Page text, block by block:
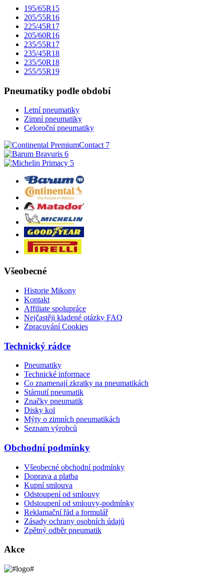
195/65R15
205/55R16
225/45R17
205/60R16
235/55R17
235/45R18
235/50R18
255/55R19
Pneumatiky podle období
Letní pneumatiky
Zimní pneumatiky
Celoroční pneumatiky
Všeobecné
Historie Mikony
Kontakt
Affiliate spolupráce
Nejčastěji kladené otázky FAQ
Zpracování Cookies
Technický rádce
Pneumatiky
Technické informace
Co znamenají zkratky na pneumatikách
Stárnutí pneumatik
Značky pneumatik
Disky kol
Mýty o zimních pneumatikách
Seznam výrobců
Obchodní podmínky
Všeobecné obchodní podmínky
Doprava a platba
Kupní smlouva
Odstoupení od smlouvy
Odstoupení od smlouvy-podmínky
Reklamační řád a formulář
Zásady ochrany osobních údajů
Zpětný odběr pneumatik
Akce